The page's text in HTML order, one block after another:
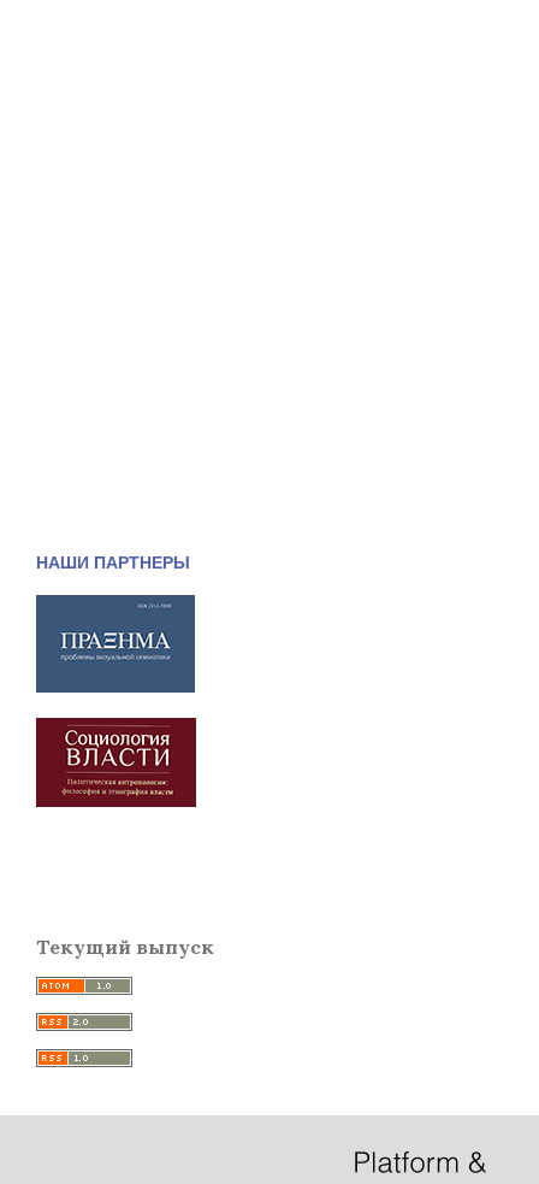
НАШИ ПАРТНЕРЫ
Текущий выпуск